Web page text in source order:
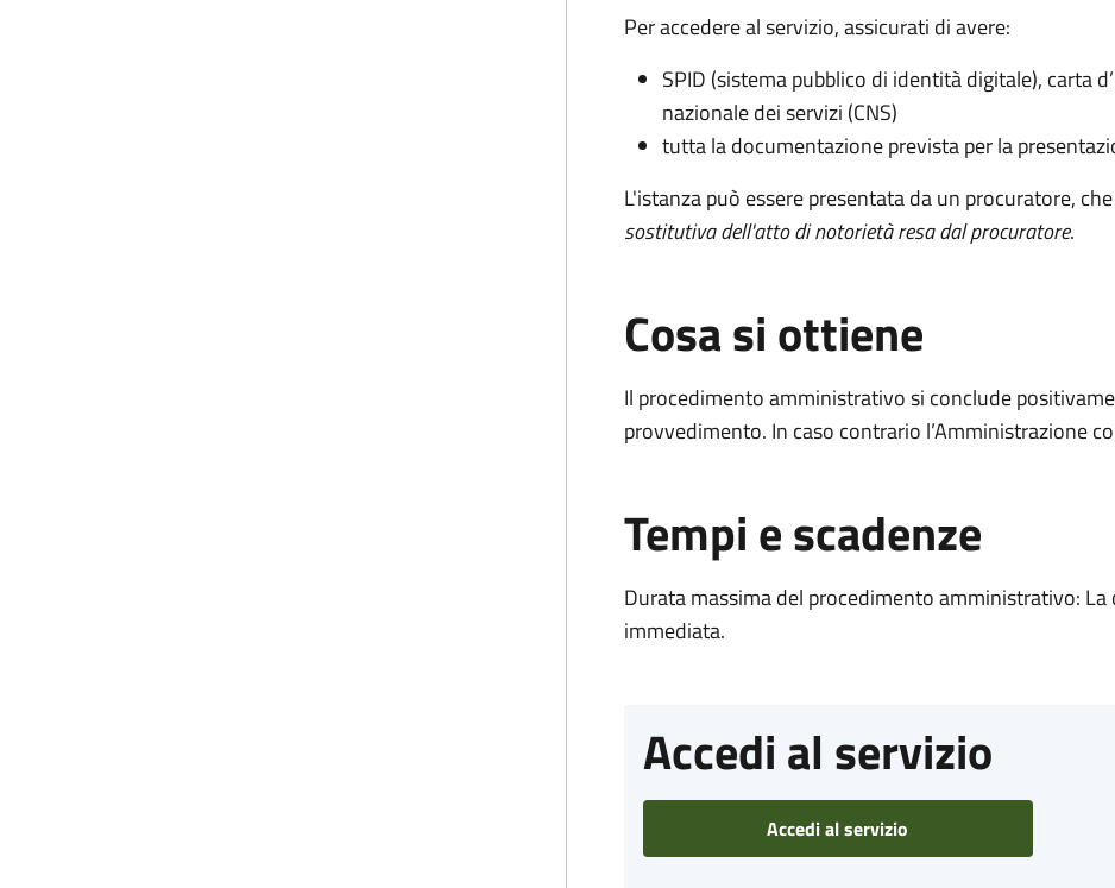
Per accedere al servizio, assicurati di avere:
SPID (sistema pubblico di identità digitale), carta
nazionale dei servizi (CNS)
tutta la documentazione prevista per la
L'istanza può essere presentata da un procuratore,
sostitutiva dell'atto di notorietà resa dal procuratore.
Cosa si ottiene
Il procedimento amministrativo si conclude
provvedimento. In caso contrario l’Amministrazione
Tempi e scadenze
Durata massima del procedimento amministrativo:
immediata.
Accedi al servizio
Accedi al servizio